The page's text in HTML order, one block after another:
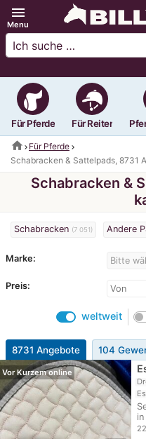
menu
Menu
Für Pferde Für Reiter
home
Für Pferde
Schabracken & Sattelpads, 8731
Schabracken &
Schabracken (7 051) Andere
Marke: Bitte
Preis:
weltweit
8731 Angebote 104
Vor Kurzem online